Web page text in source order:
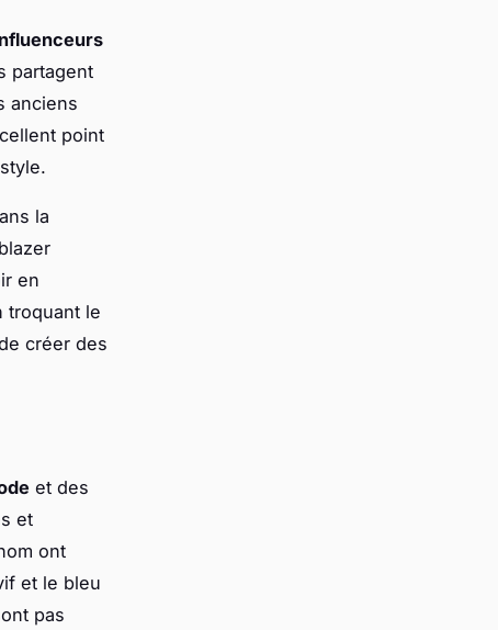
partagent
anciens
point
la
en
troquant le
créer des
et des
et
ont
et le bleu
pas